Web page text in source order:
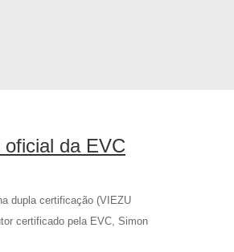
da EVC
dupla certificação (VIEZU
certificado pela EVC, Simon